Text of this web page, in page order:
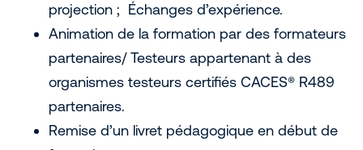
projection ; Échanges d’expérience.
Animation de la formation par des formateurs
partenaires/ Testeurs appartenant à des
organismes testeurs certifiés CACES® R489
partenaires.
Remise d’un livret pédagogique en début de